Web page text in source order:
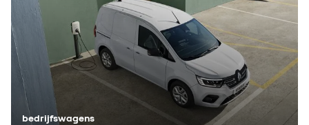
bedrijfswagens